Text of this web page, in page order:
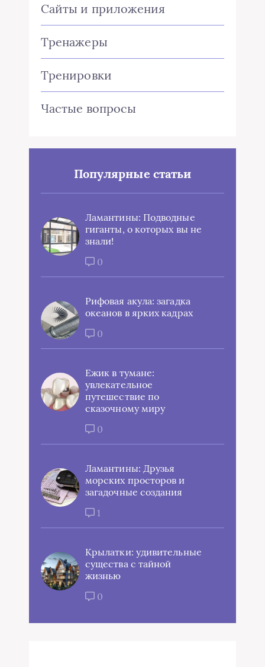
Сайты и приложения
Тренажеры
Тренировки
Частые вопросы
Популярные статьи
Ламантины: Подводные
гиганты, о которых вы не
знали!
0
Рифовая акула: загадка
океанов в ярких кадрах
0
Ежик в тумане:
увлекательное
путешествие по
сказочному миру
0
Ламантины: Друзья
морских просторов и
загадочные создания
1
Крылатки: удивительные
существа с тайной
жизнью
0